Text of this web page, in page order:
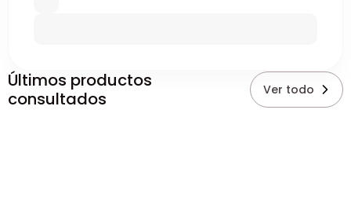
Últimos productos
consultados
Ver todo